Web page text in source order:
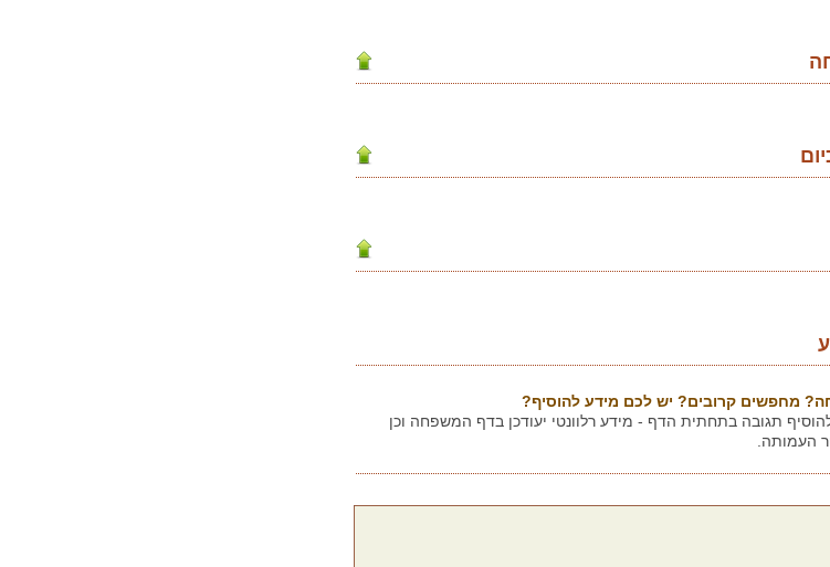
מחפשים קרובים? יש לכם מידע להוסיף?
תגובה בתחתית הדף - מידע רלוונטי יעודכן בדף המשפחה וכן
העמותה.